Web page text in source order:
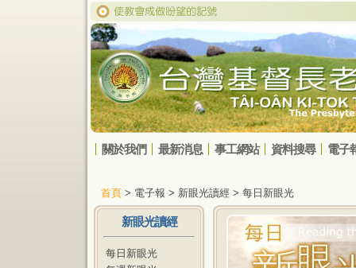
關於我們 最新消息 事工網站 資料搜尋 電子
首頁 > 電子報 > 新眼光讀經 > 每日新眼光
新眼光讀經
每日新眼光